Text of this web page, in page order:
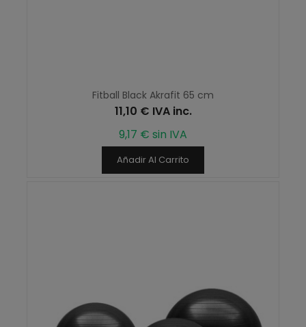
Fitball Black Akrafit 65 cm
11,10 € IVA inc.
9,17 € sin IVA
Añadir Al Carrito